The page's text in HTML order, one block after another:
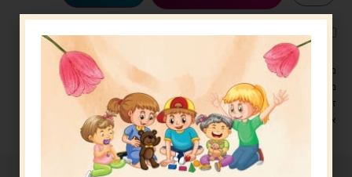
לארוז את המוצר באריזת מתנה5.00 ש"ח ?
מעל 329 ש"ח, משלוח עם שליח עד הבית חינם! – 0 ₪
משלוח עם שליח עד הבית: 29 ש"ח
זמן אספקה: עד 4 ימי עסקים.
איסוף עצמי: מ"ביתר טויס" רחוב בניין דוד 18, ביתר עילית.